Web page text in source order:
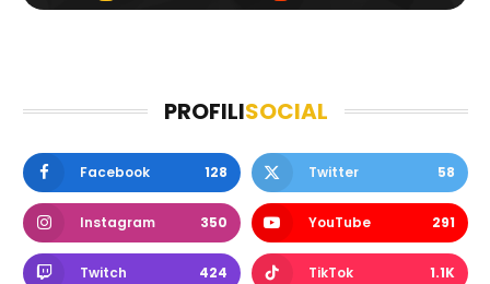
PROFILISOCIAL
Facebook 128 Twitter 58
Instagram 350 YouTube 291
Twitch 424 TikTok 1.1K